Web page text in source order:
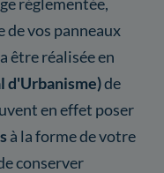
de vos panneaux
être réalisée en
d'Urbanisme)de
en effet poser
à la forme de votre
conserver